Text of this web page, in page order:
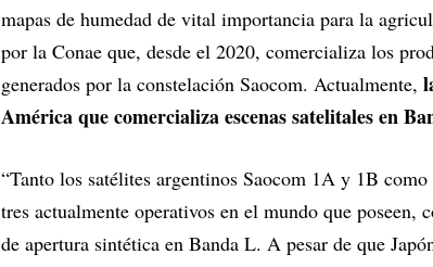
mapas de humedad de vital importancia para la
por la Conae que, desde el 2020, comercializa los
generados por la constelación Saocom. Actualmente,
América que comercializa escenas satelitales en
“Tanto los satélites argentinos Saocom 1A y 1B
tres actualmente operativos en el mundo que
de apertura sintética en Banda L. A pesar de que